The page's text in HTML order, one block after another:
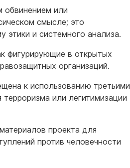
обвинением или
смысле; это
этики и системного анализа.
фигурирующие в открытых
организаций.
к использованию третьими
или легитимизации
проекта для
против человечности